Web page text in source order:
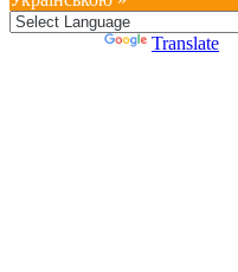
Translate